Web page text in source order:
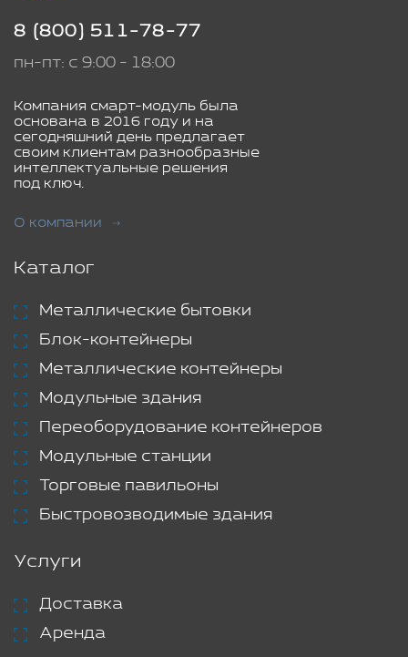
8 (800) 511-78-77
пн-пт: с 9:00 - 18:00
Компания смарт-модуль была
основана в 2016 году и на
сегодняшний день предлагает
своим клиентам разнообразные
интеллектуальные решения
под ключ.
О компании
Каталог
Металлические бытовки
Блок-контейнеры
Металлические контейнеры
Модульные здания
Переоборудование контейнеров
Модульные станции
Торговые павильоны
Быстровозводимые здания
Услуги
Доставка
Аренда